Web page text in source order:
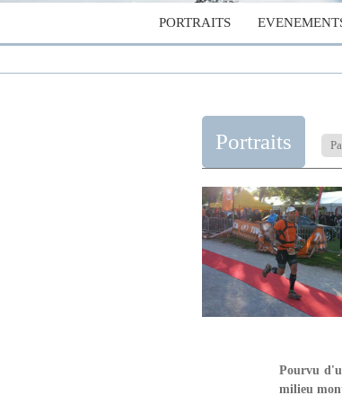
PORTRAITS
Portraits
Pourvu
milieu